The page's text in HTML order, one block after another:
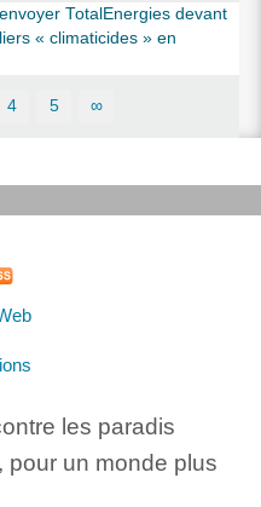
TotalEnergies devant
« climaticides » en
4 5 ∞
les paradis
pour un monde plus